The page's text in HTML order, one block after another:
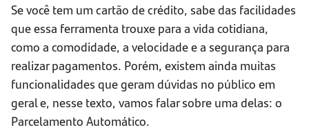
Se você tem um cartão de crédito, sabe das facilidades
que essa ferramenta trouxe para a vida cotidiana,
como a comodidade, a velocidade e a segurança para
realizar pagamentos. Porém, existem ainda muitas
funcionalidades que geram dúvidas no público em
geral e, nesse texto, vamos falar sobre uma delas: o
Parcelamento Automático.